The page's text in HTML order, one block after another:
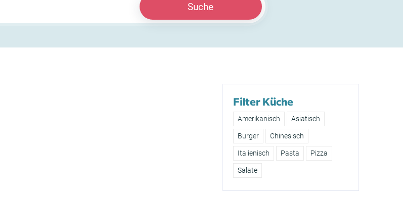
Suche
Filter Küche
Amerikanisch Asiatisch
Burger Chinesisch
Italienisch Pasta Pizza
Salate